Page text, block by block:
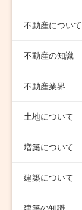
不動産について
不動産の知識
不動産業界
土地について
増築について
建築について
建築の知識